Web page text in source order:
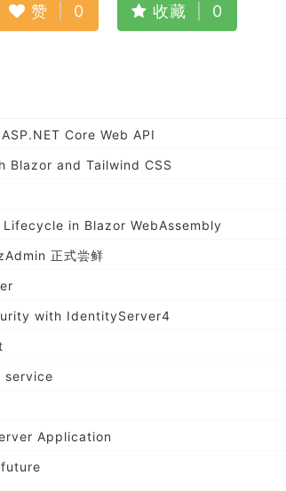
赞 0 收藏 0
Core Web API
and Tailwind CSS
in Blazor WebAssembly
正式尝鲜
with IdentityServer4
service
Application